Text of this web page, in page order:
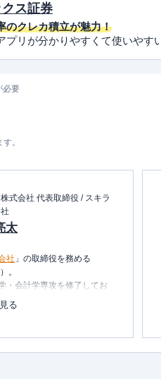
ス証券
のクレカ積立が魅力！
プリが分かりやすくて使いやす
必要
。
式会社 代表取締役 / スキラ
太
社 」の取締役を務める
。
・会計学専攻を修了してお
・社長秘書・投資銀行業務
したマネー・ライフプラン
、資産運用に関連するセミ
る